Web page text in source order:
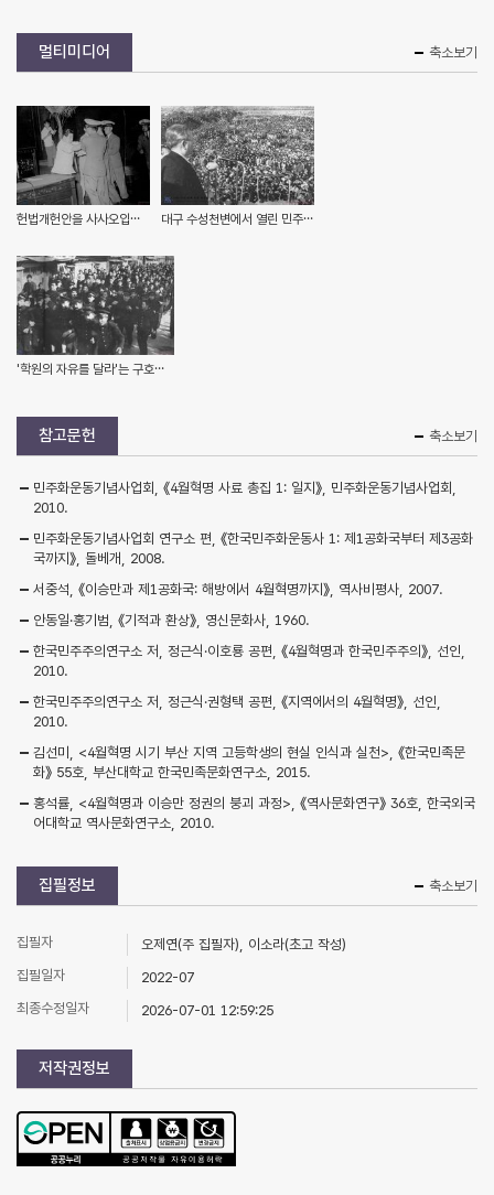
멀티미디어 축소보기
헌법개헌안을 사사오입의 논리로 가결시키자 의원들이 자리에 일어나 항의하는 모습(경향신문사, 민주화운동기념사업회) 대구 수성천변에서 열린 민주당 장면 부통령후보 정견발표회(3.15의거기념사업회, 민주화운동기념사업회)
'학원의 자유를 달라'는 구호를 외치며 도청으로 향하고 있는 경북고등학교 학생들(3.15의거기념사업회, 민주화운동기념사업회)
참고문헌 축소보기
민주화운동기념사업회, 《4월혁명 사료 총집 1: 일지》, 민주화운동기념사업회,
2010.
민주화운동기념사업회 연구소 편, 《한국민주화운동사 1: 제1공화국부터 제3공화
국까지》, 돌베개, 2008.
서중석, 《이승만과 제1공화국: 해방에서 4월혁명까지》, 역사비평사, 2007.
안동일·홍기범, 《기적과 환상》, 영신문화사, 1960.
한국민주주의연구소 저, 정근식·이호룡 공편, 《4월혁명과 한국민주주의》, 선인,
2010.
한국민주주의연구소 저, 정근식·권형택 공편, 《지역에서의 4월혁명》, 선인,
2010.
김선미, <4월혁명 시기 부산 지역 고등학생의 현실 인식과 실천>, 《한국민족문
화》 55호, 부산대학교 한국민족문화연구소, 2015.
홍석률, <4월혁명과 이승만 정권의 붕괴 과정>, 《역사문화연구》 36호, 한국외국
어대학교 역사문화연구소, 2010.
집필정보 축소보기
집필자
오제연(주 집필자), 이소라(초고 작성)
집필일자
2022-07
최종수정일자
2026-07-01 12:59:25
저작권정보